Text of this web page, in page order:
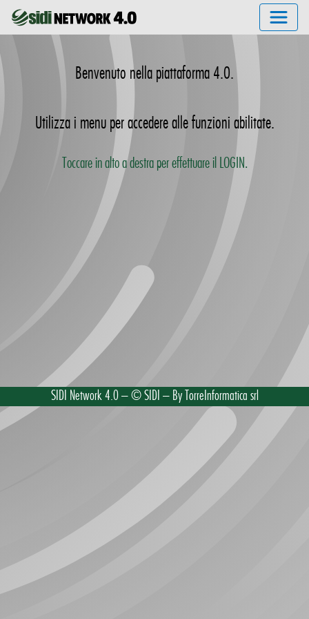
Benvenuto nella piattaforma 4.0.
Utilizza i menu per accedere alle funzioni abilitate.
Toccare in alto a destra per effettuare il LOGIN.
SIDI Network 4.0 – © SIDI – By TorreInformatica srl